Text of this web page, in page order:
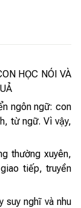
HỌC NÓI VÀ
ngôn ngữ: con
từ ngữ. Vì vậy,
thường xuyên,
tiếp, truyền
suy nghĩ và nhu